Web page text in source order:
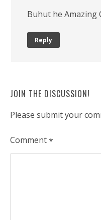
Buhut he Amazing
Reply
JOIN THE DISCUSSION!
Please submit your
Comment*